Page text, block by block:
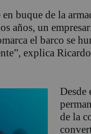
buque de la
años, un
el barco se
explica
Desde
de la